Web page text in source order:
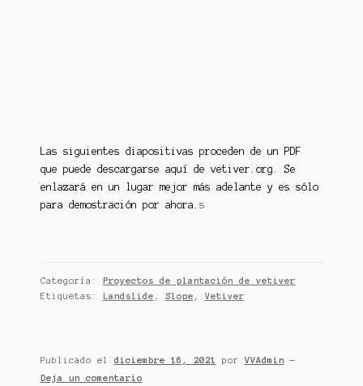
Las siguientes diapositivas proceden de un PDF
que puede descargarse aquí de vetiver.org. Se
enlazará en un lugar mejor más adelante y es sólo
para demostración por ahora. s
Categoría:
Proyectos de plantación de vetiver
Etiquetas:
Landslide , Slope ,Vetiver
Publicado el diciembre 16, 2021 porVVAdmin
—
Deja un comentario